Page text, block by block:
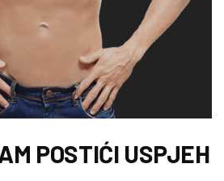
POSTIĆI USPJEH